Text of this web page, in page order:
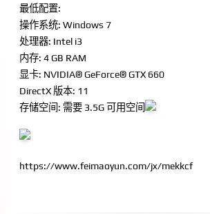
最低配置:
操作系统: Windows 7
处理器: Intel i3
内存: 4 GB RAM
显卡: NVIDIA® GeForce® GTX 660
DirectX 版本: 11
存储空间: 需要 3.5G 可用空间
https://www.feimaoyun.com/jx/mekkcf